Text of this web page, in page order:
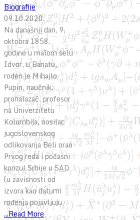
Biografije
09.10.2020.
Na današnji dan, 9.
oktobra 1858.
godine u malom selu
Idvor, u Banatu,
rođen je Mihajlo
Pupin, naučnik,
pronalazač, profesor
na Univerzitetu
Kolumbija, nosilac
jugoslovenskog
odlikovanja Beli orao
Prvog reda i počasni
konzul Srbije u SAD
(u zavisnosti od
izvora kao datumi
rođenja pojavljuju
...Read More